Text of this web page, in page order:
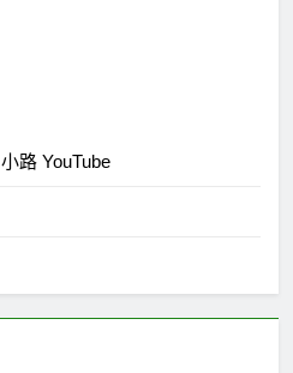
小路 YouTube